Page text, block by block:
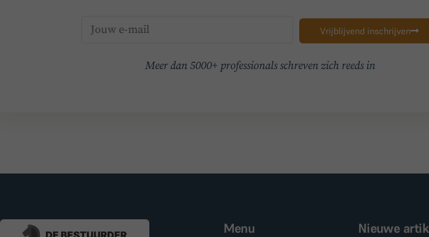
Vrijblijvend inschrijven
Meer dan 5000+ professionals schreven zich reeds in
Menu Nieuwe